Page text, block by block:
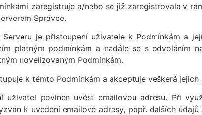
zaregistruje a/nebo se již zaregistrovala v
Správce.
je přistoupení uživatele k Podmínkám a
platným podmínkám a nadále se s odvoláním
novelizovaným Podmínkám.
k těmto Podmínkám a akceptuje veškerá jejich
uživatel povinen uvést emailovou adresu. Při
k uvedení emailové adresy, popř. dalších